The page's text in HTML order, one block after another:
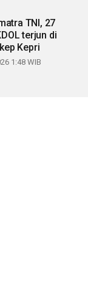
TNI, 27
terjun di
Kepri
1:48 WIB